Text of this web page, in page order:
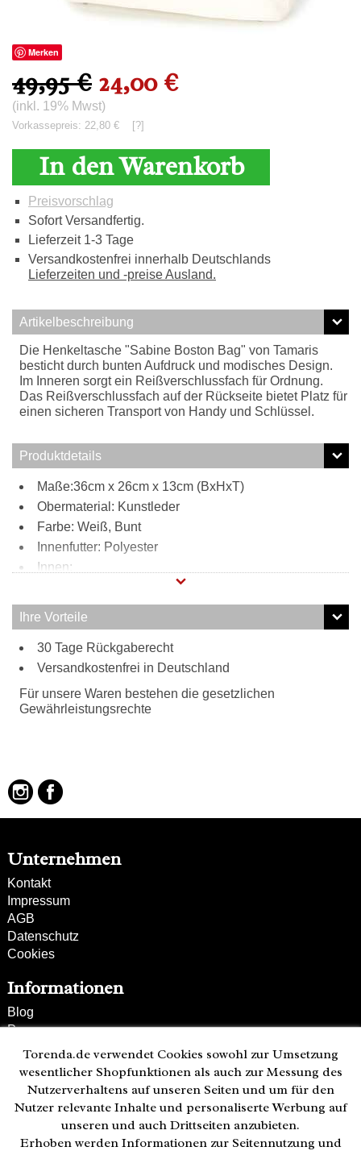
Merken
49,95 € 24,00 €
(inkl. 19% Mwst)
Vorkassepreis: 22,80 € [?]
In den Warenkorb
Preisvorschlag
Sofort Versandfertig.
Lieferzeit 1-3 Tage
Versandkostenfrei innerhalb Deutschlands
Lieferzeiten und -preise Ausland.
Artikelbeschreibung
Die Henkeltasche "Sabine Boston Bag" von Tamaris
besticht durch bunten Aufdruck und modisches Design.
Im Inneren sorgt ein Reißverschlussfach für Ordnung.
Das Reißverschlussfach auf der Rückseite bietet Platz für
einen sicheren Transport von Handy und Schlüssel.
Produktdetails
Maße:36cm x 26cm x 13cm (BxHxT)
Obermaterial: Kunstleder
Farbe: Weiß, Bunt
Innenfutter: Polyester
Innen:
Reißverschlussfach
Außen:
Reißverschlussfach hinten
Tragweise:
Henkel
Besonderheiten:
Ihre Vorteile
30 Tage Rückgaberecht
Versandkostenfrei in Deutschland
Für unsere Waren bestehen die gesetzlichen
Gewährleistungsrechte
Unternehmen
Kontakt
Impressum
AGB
Datenschutz
Cookies
Informationen
Blog
Presse
Partner
Versand und Zahlung
Bestellung wiederrufen
Kunden-Hotline
(040) 244 249-49
Torenda.de verwendet Cookies sowohl zur Umsetzung
wesentlicher Shopfunktionen als auch zur Messung des
Nutzerverhaltens auf unseren Seiten und um für den
Nutzer relevante Inhalte und personaliserte Werbung auf
unseren und auch Drittseiten anzubieten.
Erhoben werden Informationen zur Seitennutzung und